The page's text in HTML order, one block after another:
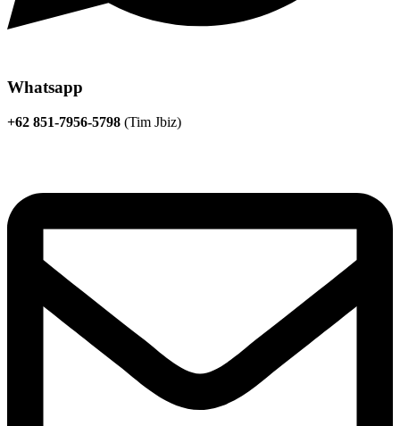
Whatsapp
+62 851-7956-5798 (Tim Jbiz)